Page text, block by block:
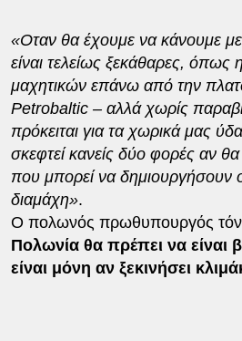
«Οταν θα έχουμε να κάνουμε
είναι τελείως ξεκάθαρες,
μαχητικών επάνω από την
Petrobaltic – αλλά χωρίς
πρόκειται για τα χωρικά μας
σκεφτεί κανείς δύο φορές αν θα
που μπορεί να δημιουργήσουν
διαμάχη».
Ο πολωνός πρωθυπουργός
Πολωνία θα πρέπει να είναι
είναι μόνη αν ξεκινήσει